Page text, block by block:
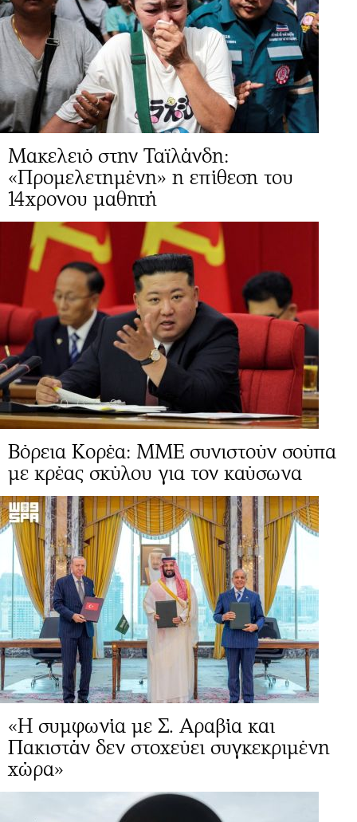
Μακελειό στην Ταϊλάνδη:
«Προμελετημένη» η επίθεση του
14χρονου μαθητή
Βόρεια Κορέα: ΜΜΕ συνιστούν σούπα
με κρέας σκύλου για τον καύσωνα
«Η συμφωνία με Σ. Αραβία και
Πακιστάν δεν στοχεύει συγκεκριμένη
χώρα»